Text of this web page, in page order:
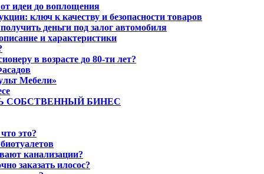
от идеи до воплощения
ключ к качеству и безопасности товаров
деньги под залог автомобиля
и характеристики
в возрасте до 80-ти лет?
Мебели»
СОБСТВЕННЫЙ БИНЕС
это?
канализации?
заказать илосос?